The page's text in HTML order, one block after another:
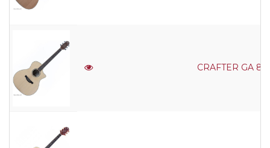
CRAFTER GA